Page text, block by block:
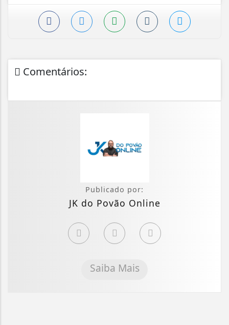
Comentários:
Publicado por:
JK do Povão Online
Saiba Mais